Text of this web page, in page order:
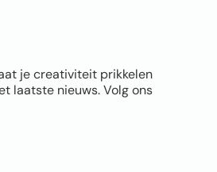
je creativiteit prikkelen
laatste nieuws. Volg ons